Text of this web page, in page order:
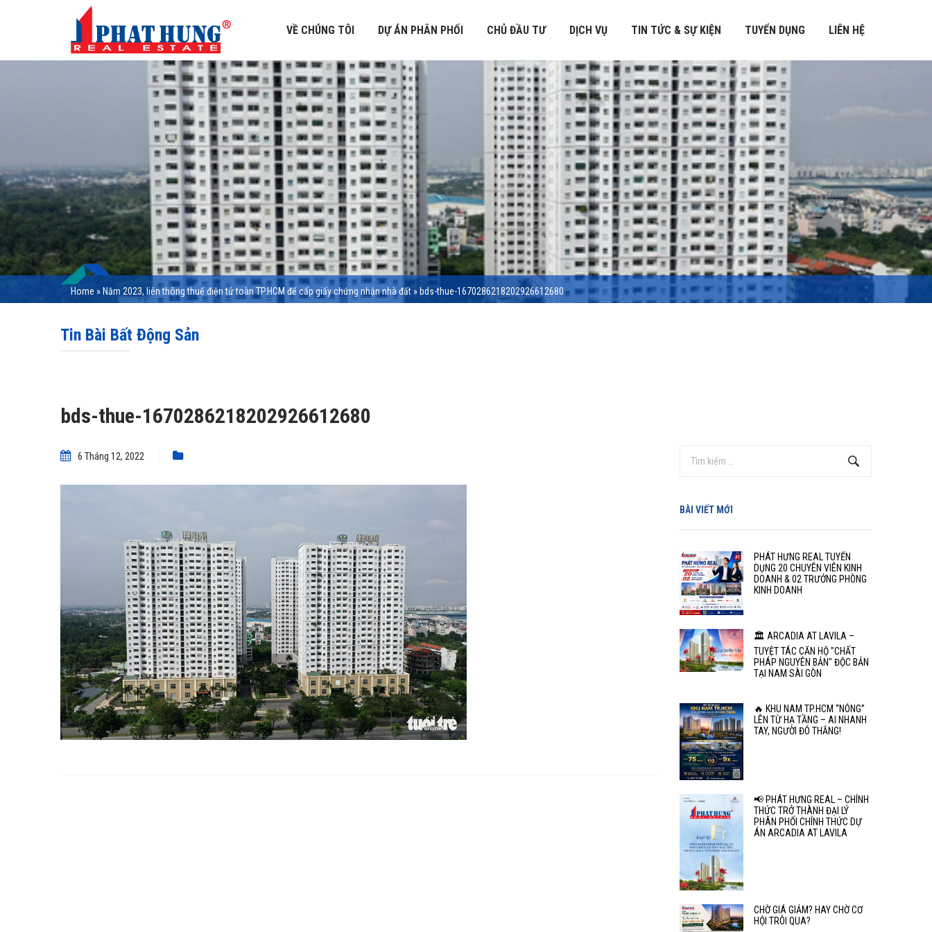
VỀ CHÚNG TÔI DỰ ÁN PHÂN PHỐI CHỦ ĐẦU TƯ DỊCH VỤ TIN TỨC & SỰ KIỆN TUYỂN DỤNG LIÊN HỆ
Home » Năm 2023, liên thông thuế điện tử toàn TP.HCM để cấp giấy chứng nhận nhà đất» bds-thue-1670286218202926612680
Tin Bài Bất Động Sản
bds-thue-1670286218202926612680
6 Tháng 12, 2022
BÀI VIẾT MỚI
PHÁT HƯNG REAL TUYỂN
DỤNG 20 CHUYÊN VIÊN KINH
DOANH & 02 TRƯỞNG PHÒNG
KINH DOANH
🏛️ ARCADIA AT LAVILA –
TUYỆT TÁC CĂN HỘ "CHẤT
PHÁP NGUYÊN BẢN" ĐỘC BẢN
TẠI NAM SÀI GÒN
🔥 KHU NAM TP.HCM “NÓNG”
LÊN TỪ HẠ TẦNG – AI NHANH
TAY, NGƯỜI ĐÓ THẮNG!
📢 PHÁT HƯNG REAL – CHÍNH
THỨC TRỞ THÀNH ĐẠI LÝ
PHÂN PHỐI CHÍNH THỨC DỰ
ÁN ARCADIA AT LAVILA
CHỜ GIÁ GIẢM? HAY CHỜ CƠ
HỘI TRÔI QUA?